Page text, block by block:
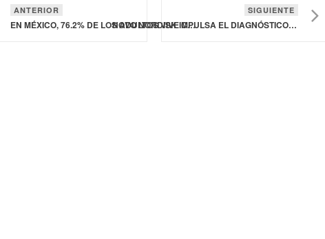
ANTERIOR
EN MÉXICO, 76.2% DE LOS ADULTOS VIVE CON SOBREPESO U OBESIDAD, UNA DE LAS PREVALENCIAS MÁS ALTAS DEL MUNDO
SIGUIENTE
NOVO NORDISK IMPULSA EL DIAGNÓSTICO TEMPRANO DE ENFERMEDADES RARAS EN MÉXICO